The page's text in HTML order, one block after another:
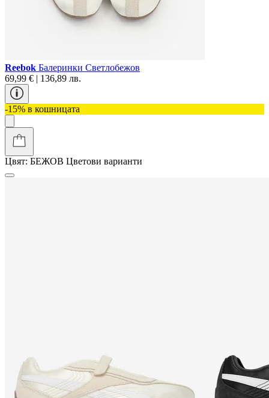
Reebok Балеринки Светлобежов
69,99 € | 136,89 лв.
-15% в кошницата
Цвят: БЕЖОВ Цветови варианти